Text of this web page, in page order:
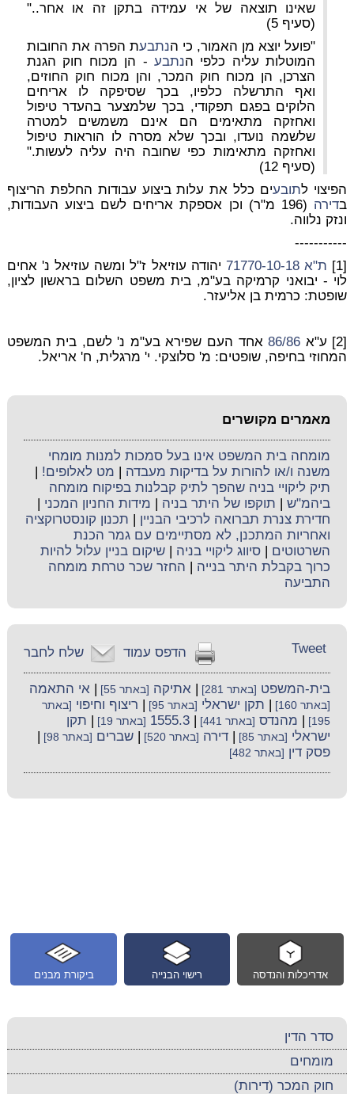
שאינו תוצאה של אי עמידה בתקן זה או אחר.."
(סעיף 5)
"פועל יוצא מן האמור, כי הנתבעת הפרה את החובות
המוטלות עליה כלפי הנתבע - הן מכוח חוק הגנת
הצרכן, הן מכוח חוק המכר, והן מכוח חוק החוזים,
ואף התרשלה כלפיו, בכך שסיפקה לו אריחים
הלוקים בפגם תפקודי, בכך שלמצער בהעדר טיפול
ואחזקה מתאימים הם אינם משמשים למטרה
שלשמה נועדו, ובכך שלא מסרה לו הוראות טיפול
ואחזקה מתאימות כפי שחובה היה עליה לעשות."
(סעיף 12)
הפיצוי לתובעים כלל את עלות ביצוע עבודות החלפת הריצוף
בדירה
(196 מ"ר) וכן אספקת אריחים לשם ביצוע העבודות,
ונזק נלווה.
-----------
[1]
ת"א 71770-10-18
יהודה עוזיאל ז"ל ומשה עוזיאל נ' אחים
לוי - יבואני קרמיקה בע"מ, בית משפט השלום בראשון לציון,
שופטת: כרמית בן אליעזר.
[2] ע"א 86/86אחד העם שפירא בע"מ נ' לשם, בית המשפט
המחוזי בחיפה, שופטים: מ' סלוצקי. י' מרגלית, ח' אריאל.
מאמרים מקושרים
מומחה בית המשפט אינו בעל סמכות למנות מומחי
משנה ו/או להורות על בדיקות מעבדה
מט לאלופים!
תיק ליקויי בניה שהפך לתיק קבלנות בפיקוח מומחה
ביהמ"ש
תוקפו של היתר בניה מידות החניון המכני
חדירת צנרת תברואה לרכיבי הבניין
תכנון קונסטרוקציה
ואחריות המתכנן, לא מסתיימים עם גמר הכנת
השרטוטים |סיווג ליקויי בניה |שיקום בניין עלול להיות
כרוך בקבלת היתר בנייה
החזר שכר טרחת מומחה
התביעה
שלח לחבר הדפס עמוד Tweet
בית-המשפט [באתר 281] |אתיקה [באתר 55] |אי התאמה
[באתר 160] תקן ישראלי [באתר 95] ריצוף וחיפוי [באתר
195]
מהנדס [באתר 441] |
1555.3 [באתר 19]
תקן
ישראלי [באתר 85] |דירה [באתר 520] |שברים [באתר 98]
פסק דין [באתר 482]
ביקורת מבנים רישוי הבנייה אדריכלות והנדסה
סדר הדין
מומחים
חוק המכר (דירות)